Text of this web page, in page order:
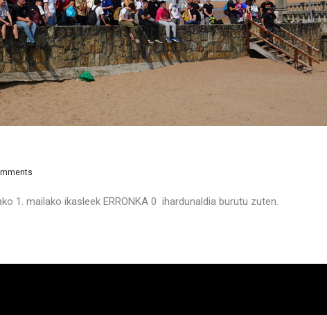
1. mailako ikasleek ERRONKA 0 ihardunaldia burutu zuten.